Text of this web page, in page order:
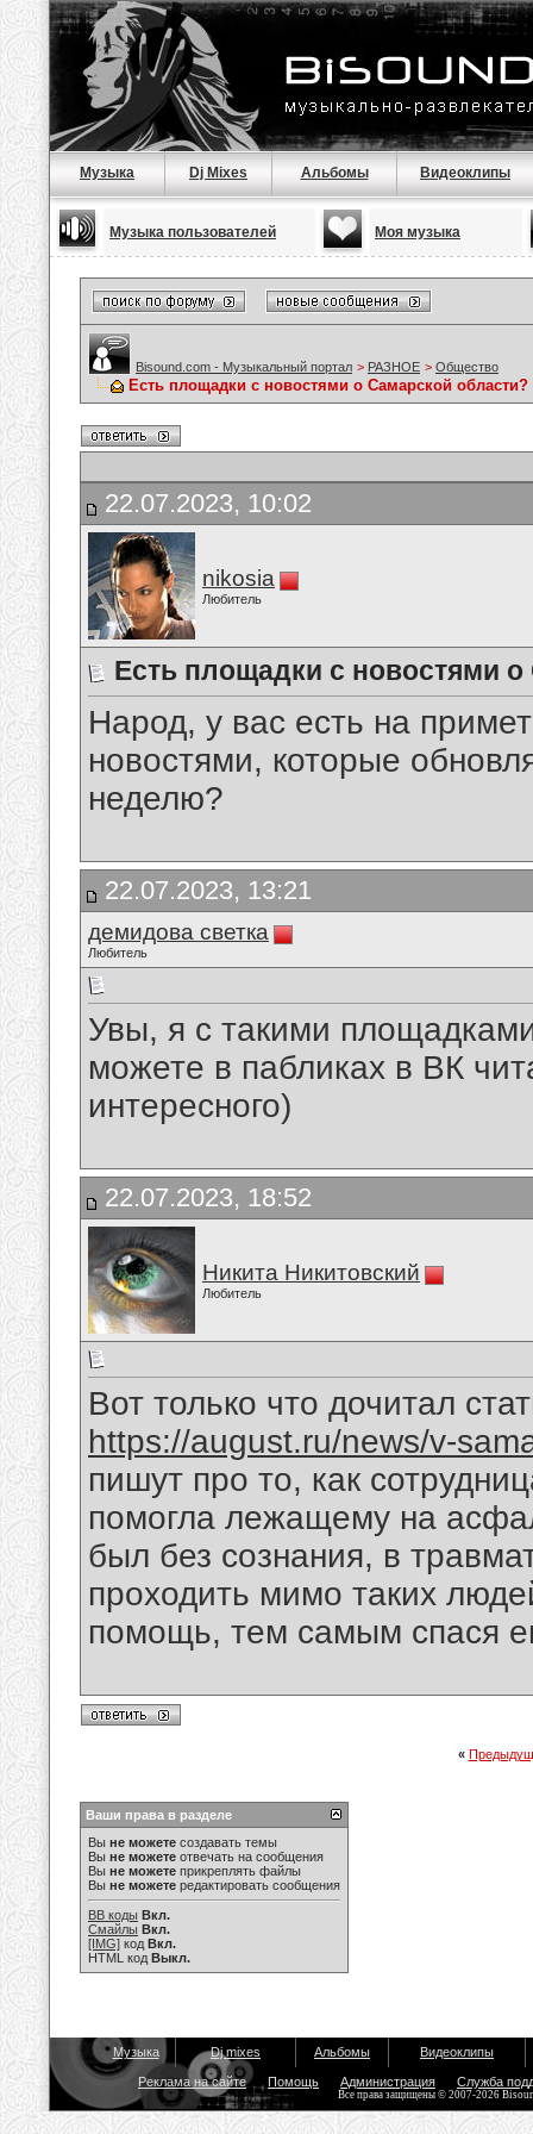
Музыка Dj Mixes Альбомы Видеоклипы
Музыка пользователей Моя музыка
Bisound.com - Музыкальный портал > РАЗНОЕ > Общество
Есть площадки с новостями о Самарской области?
22.07.2023, 10:02
nikosia
Любитель
Есть площадки с новостями
Народ, у вас есть на
новостями, которые
неделю?
22.07.2023, 13:21
демидова светка
Любитель
Увы, я с такими
можете в пабликах в ВК
интересного)
22.07.2023, 18:52
Никита Никитовский
Любитель
Вот только что дочитал
https://august.ru/news/v-
пишут про то, как
помогла лежащему на
был без сознания, в
проходить мимо таких
помощь, тем самым спася
«
Ваши права в разделе
Вы не можете создавать темы
Вы не можете отвечать на сообщения
Вы не можете прикреплять файлы
Вы не можете редактировать сообщения
BB коды Вкл.
Смайлы Вкл.
[IMG] код Вкл.
HTML код Выкл.
Музыка Dj mixes Альбомы Видеоклипы
Реклама на сайте Помощь Администрация Служба
Все права защищены © 2007-2026